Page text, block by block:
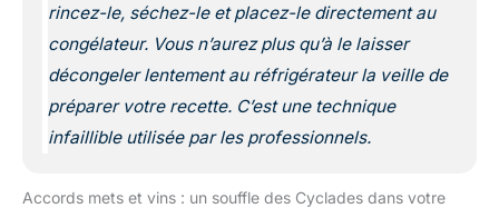
rincez-le, séchez-le et placez-le directement au
congélateur. Vous n’aurez plus qu’à le laisser
décongeler lentement au réfrigérateur la veille de
préparer votre recette. C’est une technique
infaillible utilisée par les professionnels.
Accords mets et vins : un souffle des Cyclades dans votre